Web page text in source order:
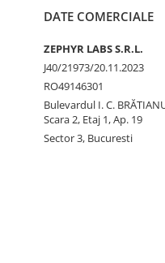
DATE COMERCIALE
ZEPHYR LABS S.R.L.
J40/21973/20.11.2023
RO49146301
Bulevardul I. C.
Scara 2, Etaj 1, Ap. 19
Sector 3, Bucuresti